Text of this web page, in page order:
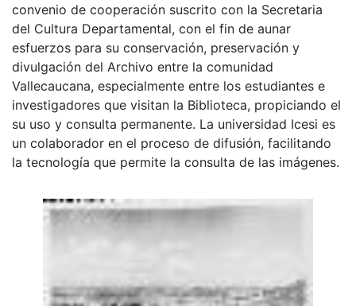
convenio de cooperación suscrito con la Secretaria
del Cultura Departamental, con el fin de aunar
esfuerzos para su conservación, preservación y
divulgación del Archivo entre la comunidad
Vallecaucana, especialmente entre los estudiantes e
investigadores que visitan la Biblioteca, propiciando el
su uso y consulta permanente. La universidad Icesi es
un colaborador en el proceso de difusión, facilitando
la tecnología que permite la consulta de las imágenes.